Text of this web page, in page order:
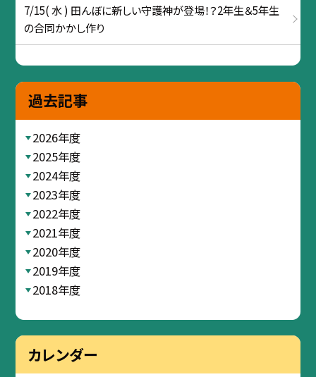
7/15( 水 ) 田んぼに新しい守護神が登場！？2年生＆5年生
の合同かかし作り
過去記事
2026年度
2025年度
2024年度
2023年度
2022年度
2021年度
2020年度
2019年度
2018年度
カレンダー